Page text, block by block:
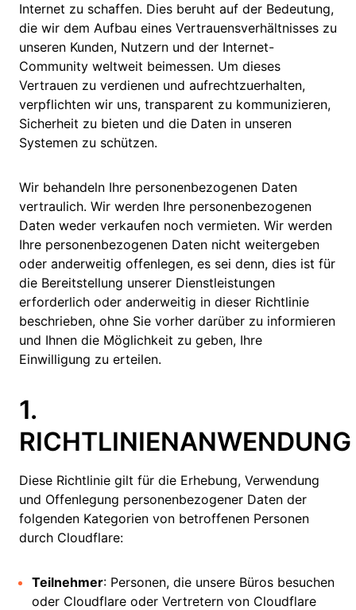
Internet zu schaffen. Dies beruht auf der Bedeutung,
die wir dem Aufbau eines Vertrauensverhältnisses zu
unseren Kunden, Nutzern und der Internet-
Community weltweit beimessen. Um dieses
Vertrauen zu verdienen und aufrechtzuerhalten,
verpflichten wir uns, transparent zu kommunizieren,
Sicherheit zu bieten und die Daten in unseren
Systemen zu schützen.
Wir behandeln Ihre personenbezogenen Daten
vertraulich. Wir werden Ihre personenbezogenen
Daten weder verkaufen noch vermieten. Wir werden
Ihre personenbezogenen Daten nicht weitergeben
oder anderweitig offenlegen, es sei denn, dies ist für
die Bereitstellung unserer Dienstleistungen
erforderlich oder anderweitig in dieser Richtlinie
beschrieben, ohne Sie vorher darüber zu informieren
und Ihnen die Möglichkeit zu geben, Ihre
Einwilligung zu erteilen.
1.
RICHTLINIENANWENDUNG
Diese Richtlinie gilt für die Erhebung, Verwendung
und Offenlegung personenbezogener Daten der
folgenden Kategorien von betroffenen Personen
durch Cloudflare:
Teilnehmer: Personen, die unsere Büros besuchen
oder Cloudflare oder Vertretern von Cloudflare